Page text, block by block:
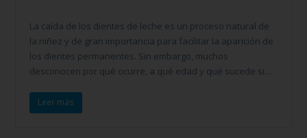
La caída de los dientes de leche es un proceso natural de
la niñez y de gran importancia para facilitar la aparición de
los dientes permanentes. Sin embargo, muchos
desconocen por qué ocurre, a qué edad y qué sucede si…
Leer más